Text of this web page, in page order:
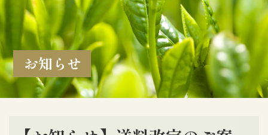
お知らせ